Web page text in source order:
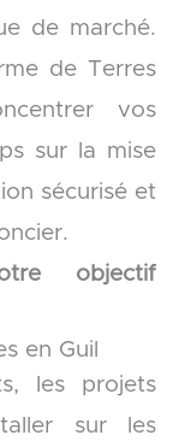
de marché.
de Terres
vos
sur la mise
sécurisé et
objectif
en Guil
les projets
sur les